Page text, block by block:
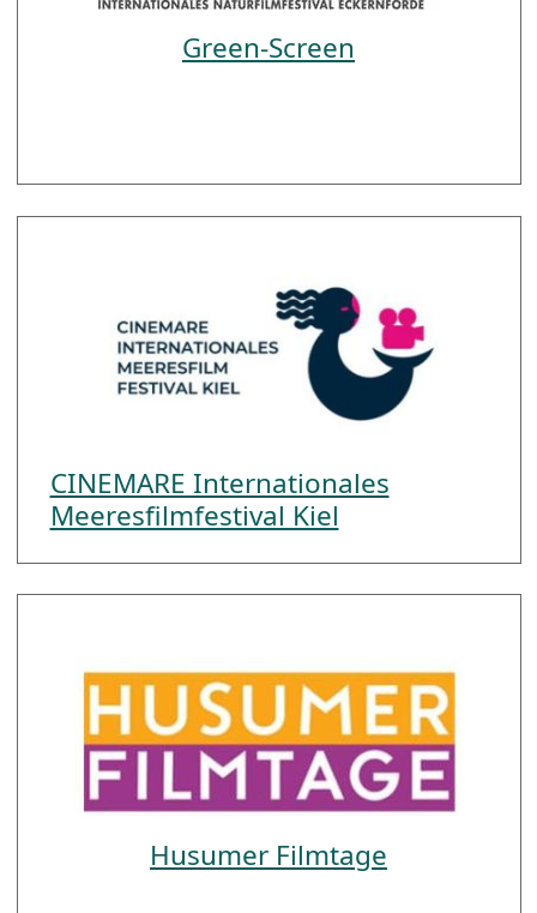
Green-Screen
CINEMARE Internationales
Meeresfilmfestival Kiel
Husumer Filmtage